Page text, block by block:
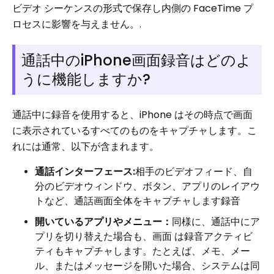
ビデオ シーケンスの形式で保存し内側の FaceTime プ
ロセスに影響を与えません。.
通話中のiPhone画面録音はどのよ
うに機能しますか?
通話中に録音を使用すると、iPhone はその時点で画面
に表示されているすべてのものをキャプチャします。こ
れには通常、以下が含まれます。
通話インターフェース:相手のビデオフィード、自
分のビデオウィンドウ、ボタン、アプリのレイアウ
トなど、通話画面全体をキャプチャします録音
開いているアプリやメニュー： 同様に、通話中にア
プリを切り替えた場合も、画面 は録音アクティビ
ティもキャプチャします。たとえば、メモ、メー
ル、またはメッセージを開いた場合、システムは同